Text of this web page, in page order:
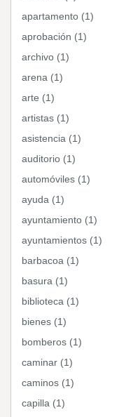
apartamento (1)
aprobación (1)
archivo (1)
arena (1)
arte (1)
artistas (1)
asistencia (1)
auditorio (1)
automóviles (1)
ayuda (1)
ayuntamiento (1)
ayuntamientos (1)
barbacoa (1)
basura (1)
biblioteca (1)
bienes (1)
bomberos (1)
caminar (1)
caminos (1)
capilla (1)